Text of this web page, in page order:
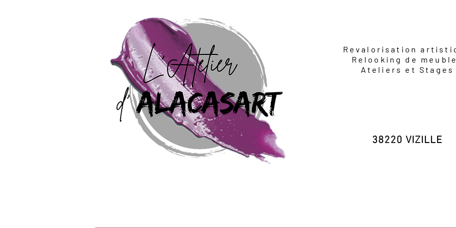
Revalorisation
Relooking de
Ateliers et Stages
38220 VIZILLE